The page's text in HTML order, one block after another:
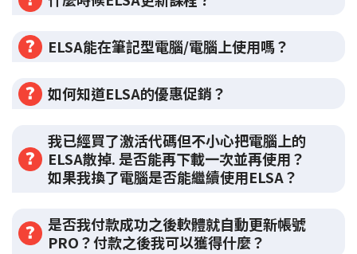
ELSA能在筆記型電腦/電腦上使用嗎？
如何知道ELSA的優惠促銷？
我已經買了激活代碼但不小心把電腦上的
ELSA散掉. 是否能再下載一次並再使用？
如果我換了電腦是否能繼續使用ELSA？
是否我付款成功之後軟體就自動更新帳號
PRO？付款之後我可以獲得什麼？